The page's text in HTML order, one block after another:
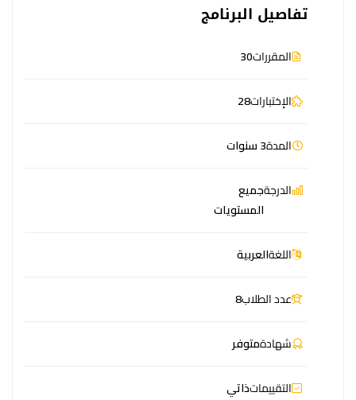
تفاصيل البرنامج
المقررات30
الإختبارات28
المدة3 سنوات
الدرجةجميع
المستويات
اللغةالعربية
عدد الطلاب8
شهادةمتوفر
التقييماتذاتي